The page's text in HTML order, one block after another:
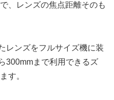
、レンズの焦点距離そのも
レンズをフルサイズ機に装
300mmまで利用できるズ
す。